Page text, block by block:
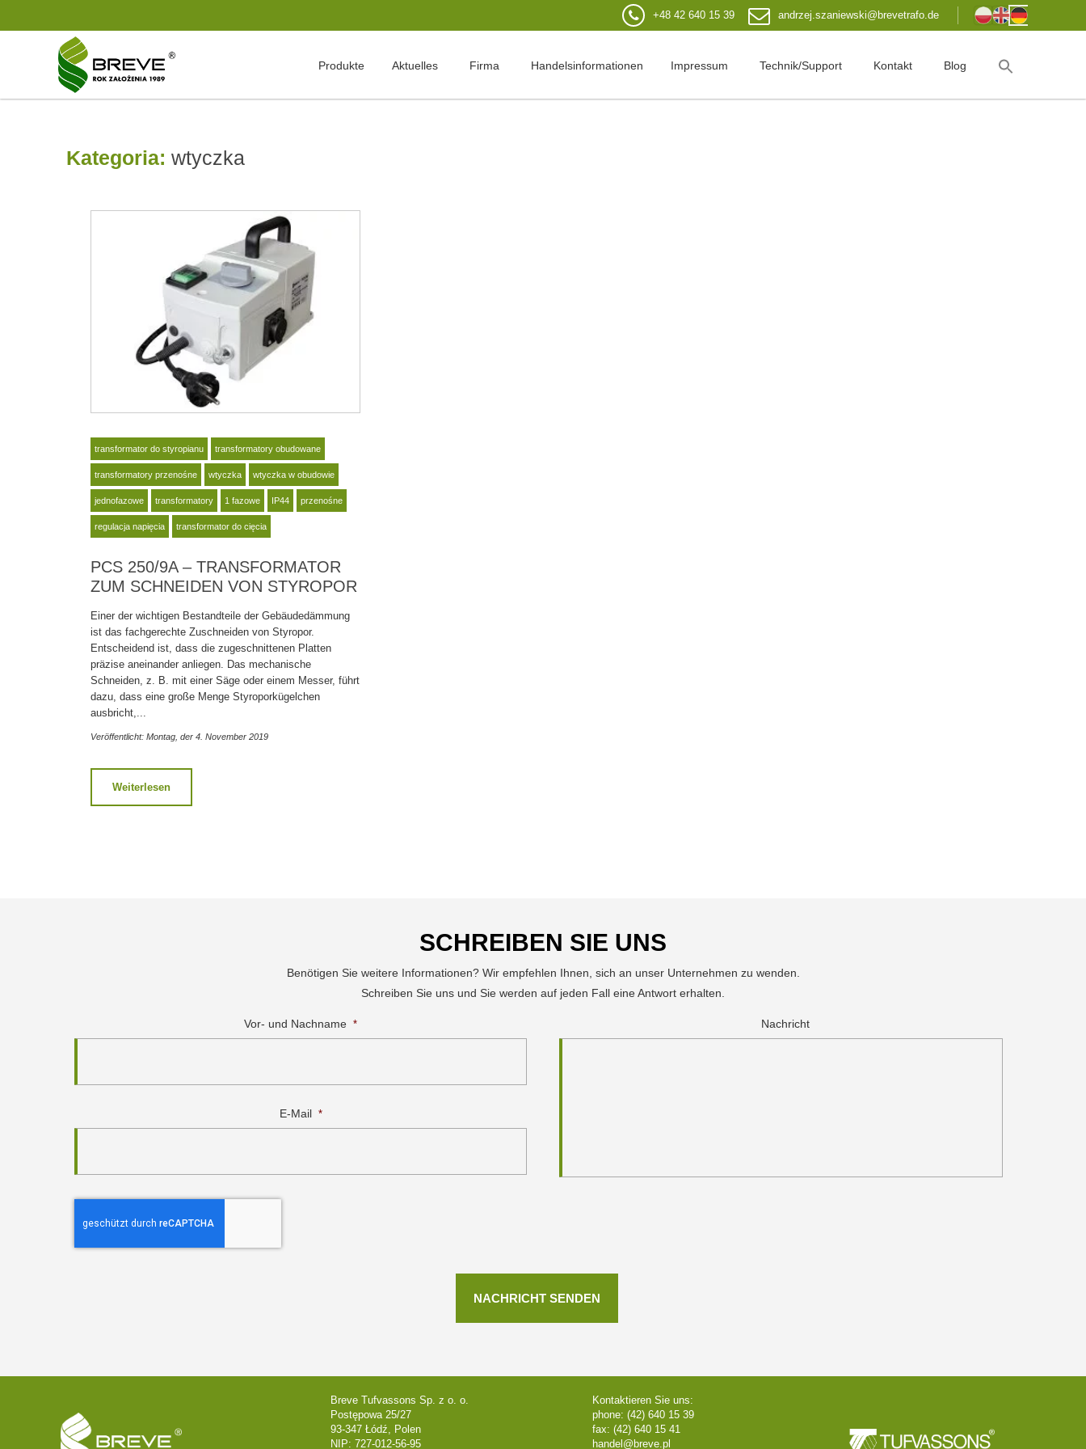
+48 42 640 15 39 andrzej.szaniewski@brevetrafo.de
Produkte Aktuelles Firma Handelsinformationen Impressum Technik/Support Kontakt Blog
Kategoria: wtyczka
transformator do styropianu transformatory obudowane
transformatory przenośne wtyczka wtyczka w obudowie
jednofazowe transformatory 1 fazowe IP44 przenośne
regulacja napięcia transformator do cięcia
PCS 250/9A – TRANSFORMATOR
ZUM SCHNEIDEN VON STYROPOR
Einer der wichtigen Bestandteile der Gebäudedämmung
ist das fachgerechte Zuschneiden von Styropor.
Entscheidend ist, dass die zugeschnittenen Platten
präzise aneinander anliegen. Das mechanische
Schneiden, z. B. mit einer Säge oder einem Messer, führt
dazu, dass eine große Menge Styroporkügelchen
ausbricht,...
Veröffentlicht: Montag, der 4. November 2019
Weiterlesen
SCHREIBEN SIE UNS
Benötigen Sie weitere Informationen? Wir empfehlen Ihnen, sich an unser Unternehmen zu wenden.
Schreiben Sie uns und Sie werden auf jeden Fall eine Antwort erhalten.
Vor- und Nachname *
E-Mail *
Nachricht
Breve Tufvassons Sp. z o. o.
Postępowa 25/27
93-347 Łódź, Polen
NIP: 727-012-56-95
Kontaktieren Sie uns:
phone: (42) 640 15 39
fax: (42) 640 15 41
handel@breve.pl